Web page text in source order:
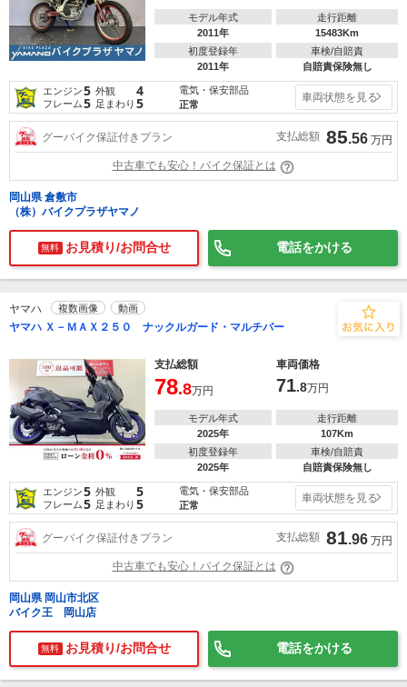
モデル年式
2011年
走行距離
15483Km
初度登録年
2011年
車検/自賠責
自賠責保険無し
エンジン5 外観 4
フレーム5 足まわり 5
電気・保安部品
正常
車両状態を見る
グーバイク保証付きプラン 支払総額 85.56 万円
中古車でも安心！バイク保証とは
岡山県 倉敷市
（株）バイクプラザヤマノ
無料 お見積り/お問合せ 電話をかける
ヤマハ 複数画像 動画
ヤマハ Ｘ－ＭＡＸ２５０ ナックルガード・マルチバー
支払総額 車両価格
78.8万円 71.8万円
モデル年式
2025年
走行距離
107Km
初度登録年
2025年
車検/自賠責
自賠責保険無し
エンジン5 外観 5
フレーム5 足まわり 5
電気・保安部品
正常
車両状態を見る
グーバイク保証付きプラン 支払総額 81.96 万円
中古車でも安心！バイク保証とは
岡山県 岡山市北区
バイク王 岡山店
無料 お見積り/お問合せ 電話をかける